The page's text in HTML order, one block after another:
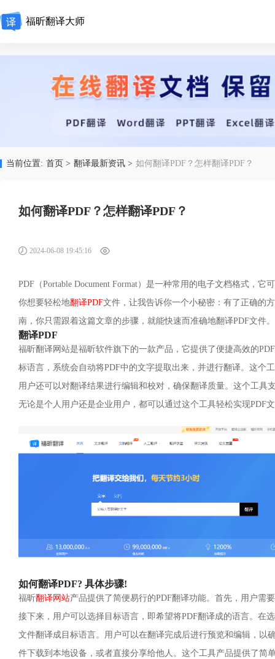
福昕翻译大师
当前位置: 首页 > 翻译最新资讯 > 如何翻译PDF？怎样翻译PDF？
如何翻译PDF？怎样翻译PDF？
2024-06-08 19:45:16
PDF（Portable Document Format）是一种常用的电子文档格式，
你想要轻松地翻译PDF文件，让我告诉你一个小秘密：有了正确的
南，你只需跟着这篇文章的步骤，就能快速而准确地翻译PDF文件
翻译PDF
福昕翻译网站是福昕软件旗下的一款产品，它提供了便捷高效的
标语言，系统会自动将PDF中的文字提取出来，并进行翻译。这个
用户还可以对翻译结果进行编辑和校对，确保翻译质量。这个工
无论是个人用户还是企业用户，都可以通过这个工具轻松实现PDF
如何翻译PDF? 具体步骤!
福昕翻译网站产品提供了简便易行的PDF翻译功能。首先，用户需
接下来，用户可以选择目标语言，即希望将PDF翻译成的语言。在
文件翻译成目标语言。用户可以在翻译完成后进行预览和编辑，以
件下载到本地设备，或者直接分享给他人。这个工具产品提供了简